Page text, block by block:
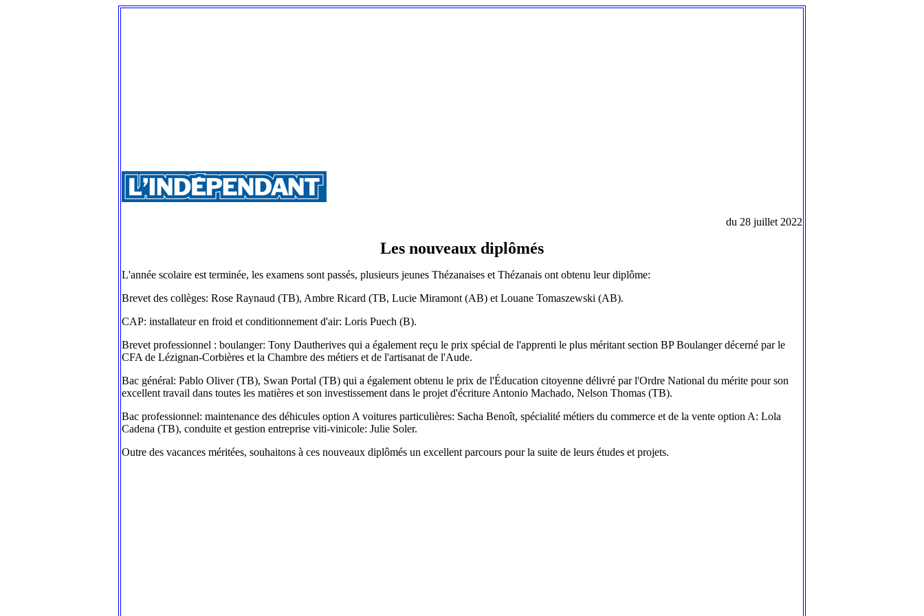
du 28 juillet 2022
Les nouveaux diplômés
L'année scolaire est terminée, les examens sont passés, plusieurs jeunes Thézanaises et Thézanais ont obtenu leur diplôme:
Brevet des collèges: Rose Raynaud (TB), Ambre Ricard (TB, Lucie Miramont (AB) et Louane Tomaszewski (AB).
CAP: installateur en froid et conditionnement d'air: Loris Puech (B).
Brevet professionnel : boulanger: Tony Dautherives qui a également reçu le prix spécial de l'apprenti le plus méritant section BP Boulanger décerné par le
CFA de Lézignan-Corbières et la Chambre des métiers et de l'artisanat de l'Aude.
Bac général: Pablo Oliver (TB), Swan Portal (TB) qui a également obtenu le prix de l'Éducation citoyenne délivré par l'Ordre National du mérite pour son
excellent travail dans toutes les matières et son investissement dans le projet d'écriture Antonio Machado, Nelson Thomas (TB).
Bac professionnel: maintenance des déhicules option A voitures particulières: Sacha Benoît, spécialité métiers du commerce et de la vente option A: Lola
Cadena (TB), conduite et gestion entreprise viti-vinicole: Julie Soler.
Outre des vacances méritées, souhaitons à ces nouveaux diplômés un excellent parcours pour la suite de leurs études et projets.